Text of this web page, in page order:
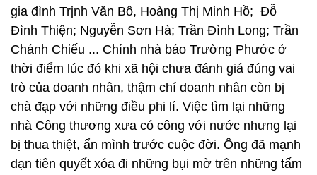
gia đình Trịnh Văn Bô, Hoàng Thị Minh Hồ; Đỗ
Đình Thiện; Nguyễn Sơn Hà; Trần Đình Long; Trần
Chánh Chiếu ... Chính nhà báo Trường Phước ở
thời điểm lúc đó khi xã hội chưa đánh giá đúng vai
trò của doanh nhân, thậm chí doanh nhân còn bị
chà đạp với những điều phi lí. Việc tìm lại những
nhà Công thương xưa có công với nước nhưng lại
bị thua thiệt, ẩn mình trước cuộc đời. Ông đã mạnh
dạn tiên quyết xóa đi những bụi mờ trên những tấm